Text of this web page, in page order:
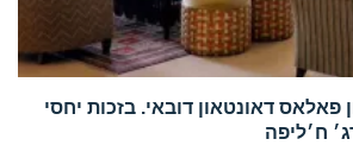
פאלאס דאונטאון דובאי. בזכות יחסי
ח׳ליפה